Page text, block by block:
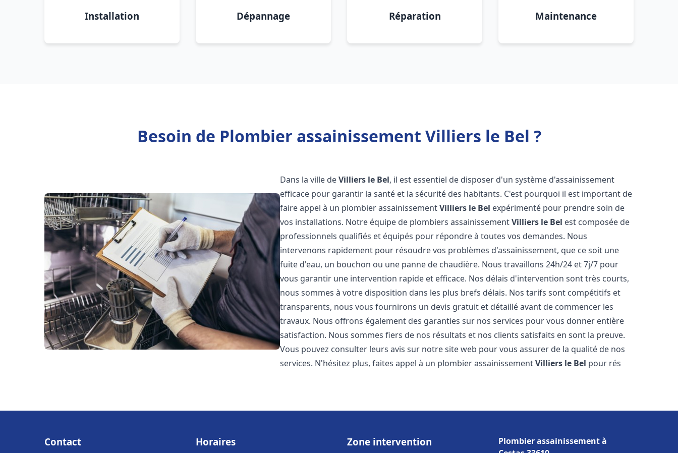
Installation Dépannage Réparation Maintenance
Besoin de Plombier assainissement Villiers le Bel ?
Dans la ville deVilliers le Bel, il est essentiel de disposer d'un système d'assainissement
efficace pour garantir la santé et la sécurité des habitants. C'est pourquoi il est important de
faire appel à un plombier assainissementVilliers le Bel expérimenté pour prendre soin de
vos installations. Notre équipe de plombiers assainissementVilliers le Bel est composée de
professionnels qualifiés et équipés pour répondre à toutes vos demandes. Nous
intervenons rapidement pour résoudre vos problèmes d'assainissement, que ce soit une
fuite d'eau, un bouchon ou une panne de chaudière. Nous travaillons 24h/24 et 7j/7 pour
vous garantir une intervention rapide et efficace. Nos délais d'intervention sont très courts,
nous sommes à votre disposition dans les plus brefs délais. Nos tarifs sont compétitifs et
transparents, nous vous fournirons un devis gratuit et détaillé avant de commencer les
travaux. Nous offrons également des garanties sur nos services pour vous donner entière
satisfaction. Nous sommes fiers de nos résultats et nos clients satisfaits en sont la preuve.
Vous pouvez consulter leurs avis sur notre site web pour vous assurer de la qualité de nos
services. N'hésitez plus, faites appel à un plombier assainissementVilliers le Bel pour rés
Contact Horaires Zone intervention
Plombier assainissement à